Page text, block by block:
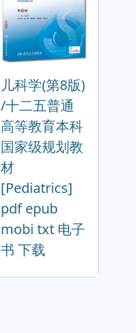
儿科学(第8版)
/十二五普通
高等教育本科
国家级规划教
材
[Pediatrics]
pdf epub
mobi txt 电子
书 下载